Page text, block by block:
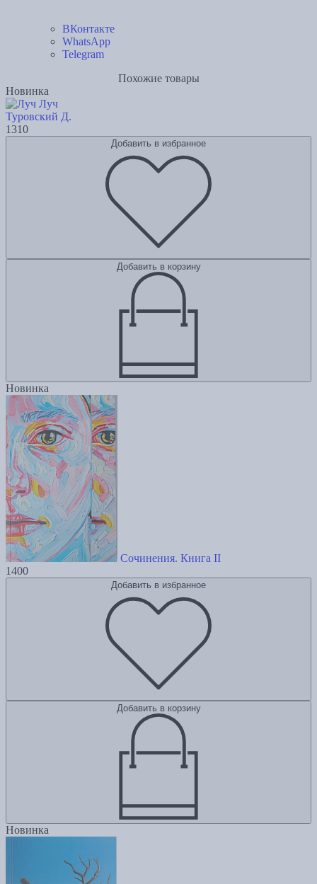
ВКонтакте
WhatsApp
Telegram
Похожие товары
Новинка
Луч
Туровский Д.
1310
Добавить в избранное
Добавить в корзину
Новинка
Сочинения. Книга II
1400
Добавить в избранное
Добавить в корзину
Новинка